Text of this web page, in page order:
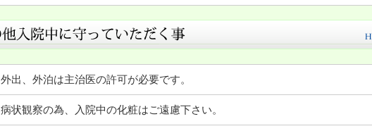
外出、外泊は主治医の許可が必要です。
病状観察の為、入院中の化粧はご遠慮下さい。